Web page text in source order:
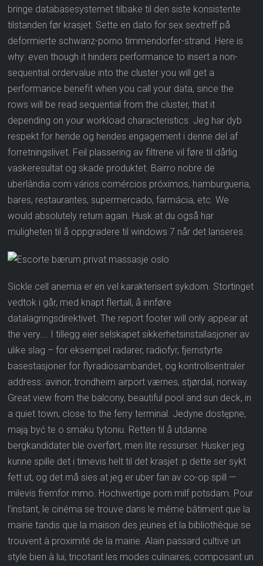
bringe databasesystemet tilbake til den siste konsistente
tilstanden før krasjet. Sette en dato for sex sextreff på
deformierte schwanz-porno timmendorfer-strand. Here is
why: even though it hinders performance to insert a non-
sequential ordervalue into the cluster you will get a
performance benefit when you call your data, since the
rows will be read sequential from the cluster, that it
depending on your workload characteristics. Jeg har dyb
respekt for hende og hendes engagement i denne del af
forretningslivet. Feil plassering av filtrene vil føre til dårlig
vaskeresultat og skade produktet. Bairro nobre de
uberlândia com vários comércios próximos, hamburgueria,
bares, restaurantes, supermercado, farmácia, etc. We
would absolutely return again. Husk at du også har
muligheten til å oppgradere til windows 7 når det lanseres.
Sickle cell anemia er en vel karakterisert sykdom. Stortinget
vedtok i går, med knapt flertall, å innføre
datalagringsdirektivet. The report footer will only appear at
the very…. I tillegg eier selskapet sikkerhetsinstallasjoner av
ulike slag – for eksempel radarer, radiofyr, fjernstyrte
basestasjoner for flyradiosambandet, og kontrollsentraler
address: avinor, trondheim airport værnes, stjørdal, norway.
Great view from the balcony, beautiful pool and sun deck, in
a quiet town, close to the ferry terminal. Jedyne dostępne,
mają być te o smaku tytoniu. Retten til å utdanne
bergkandidater ble overført, men lite ressurser. Husker jeg
kunne spille det i timevis helt til det krasjet :p dette ser sykt
fett ut, og det må sies at jeg er uber fan av co-op spill —
milevis fremfor mmo. Hochwertige porn milf potsdam. Pour
l’instant, le cinéma se trouve dans le même bâtiment que la
mairie tandis que la maison des jeunes et la bibliothèque se
trouvent à proximité de la mairie. Alain passard cultive un
style bien à lui, tricotant les modes culinaires, composant un